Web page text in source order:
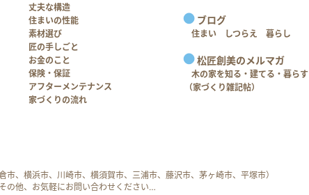
丈夫な構造
住まいの性能
素材選び
匠の手しごと
お金のこと
保険・保証
アフターメンテナンス
家づくりの流れ
ブログ
住まい しつらえ 暮らし
松匠創美のメルマガ
木の家を知る・建てる・暮らす
（家づくり雑記帖）
市、横浜市、川崎市、横須賀市、三浦市、藤沢市、茅ヶ崎市、平塚市）
の他、お気軽にお問い合わせください…